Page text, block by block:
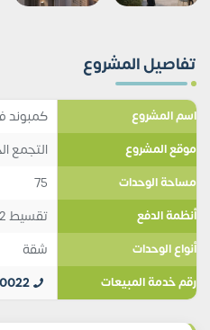
تفاصيل المشروع
اسم المشروع كمبوند
موقع المشروع التجمع
مساحة الوحدات 75
أنظمة الدفع تقسيط 12 سنة
أنواع الوحدات شقة
رقم خدمة المبيعات